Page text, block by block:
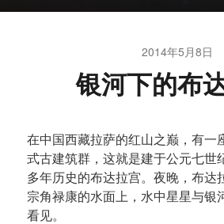
2014年5月8日
银河下的布
在中国西藏拉萨的红山之巅，有一
式古建筑群，这就是建于公元七世
多年历史的布达拉宫。夜晚，布达
宗角禄康的水面上，水中星星与银
看见。